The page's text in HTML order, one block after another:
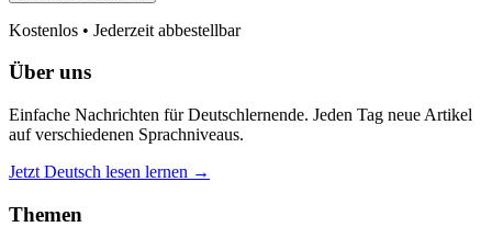
Kostenlos • Jederzeit abbestellbar
Über uns
Einfache Nachrichten für Deutschlernende. Jeden Tag neue Artikel
auf verschiedenen Sprachniveaus.
Jetzt Deutsch lesen lernen →
Themen